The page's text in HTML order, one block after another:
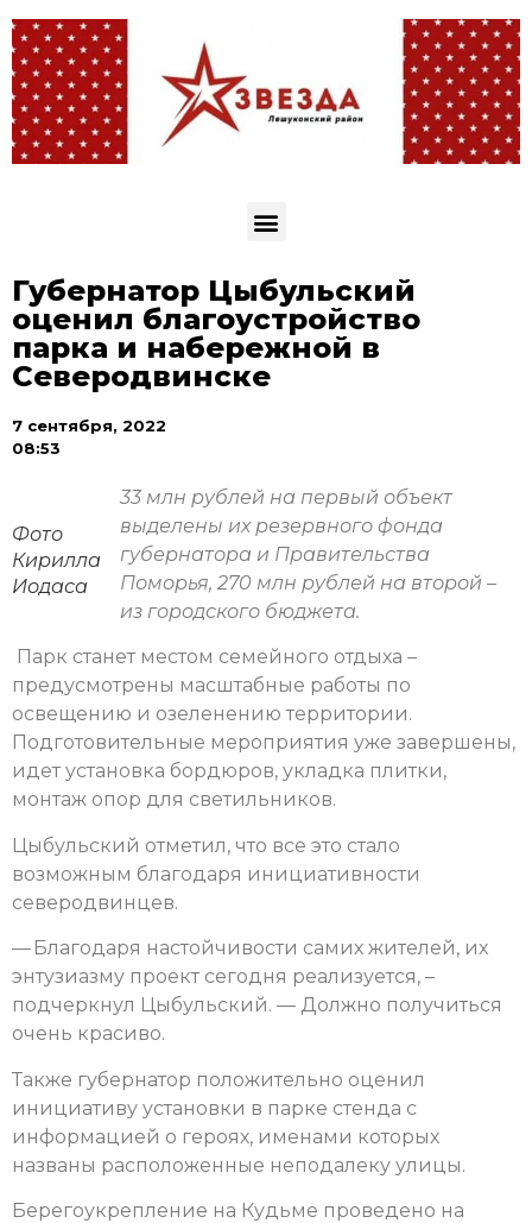
Губернатор Цыбульский
оценил благоустройство
парка и набережной в
Северодвинске
7 сентября, 2022
08:53
Фото
Кирилла
Иодаса
33 млн рублей на первый объект
выделены их резервного фонда
губернатора и Правительства
Поморья, 270 млн рублей на второй –
из городского бюджета.
Парк станет местом семейного отдыха –
предусмотрены масштабные работы по
освещению и озеленению территории.
Подготовительные мероприятия уже завершены,
идет установка бордюров, укладка плитки,
монтаж опор для светильников.
Цыбульский отметил, что все это стало
возможным благодаря инициативности
северодвинцев.
— Благодаря настойчивости самих жителей, их
энтузиазму проект сегодня реализуется, –
подчеркнул Цыбульский. — Должно получиться
очень красиво.
Также губернатор положительно оценил
инициативу установки в парке стенда с
информацией о героях, именами которых
названы расположенные неподалеку улицы.
Берегоукрепление на Кудьме проведено на